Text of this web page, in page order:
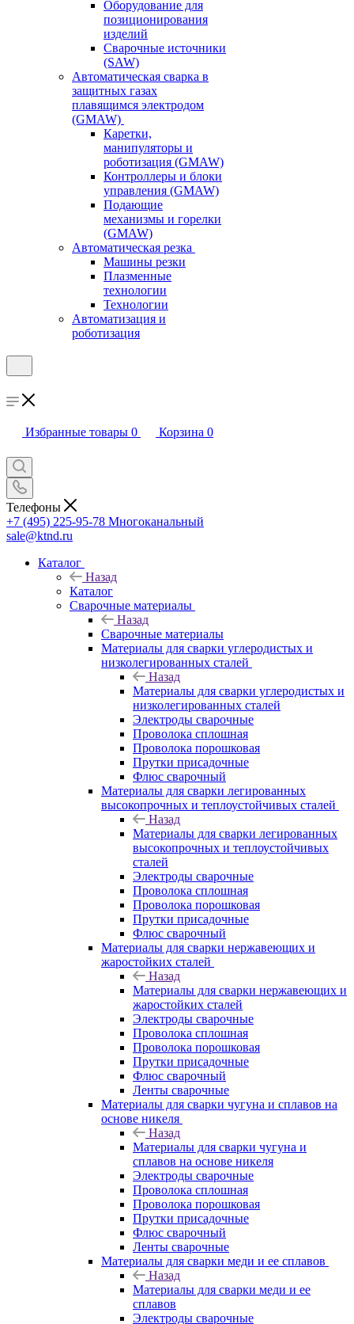
Оборудование для
позиционирования
изделий
Сварочные источники
(SAW)
Автоматическая сварка в
защитных газах
плавящимся электродом
(GMAW)
Каретки,
манипуляторы и
роботизация (GMAW)
Контроллеры и блоки
управления (GMAW)
Подающие
механизмы и горелки
(GMAW)
Автоматическая резка
Машины резки
Плазменные
технологии
Технологии
Автоматизация и
роботизация
Избранные товары 0 Корзина 0
Телефоны
+7 (495) 225-95-78 Многоканальный
sale@ktnd.ru
Каталог
Назад
Каталог
Сварочные материалы
Назад
Сварочные материалы
Материалы для сварки углеродистых и
низколегированных сталей
Назад
Материалы для сварки углеродистых и
низколегированных сталей
Электроды сварочные
Проволока сплошная
Проволока порошковая
Прутки присадочные
Флюс сварочный
Материалы для сварки легированных
высокопрочных и теплоустойчивых сталей
Назад
Материалы для сварки легированных
высокопрочных и теплоустойчивых
сталей
Электроды сварочные
Проволока сплошная
Проволока порошковая
Прутки присадочные
Флюс сварочный
Материалы для сварки нержавеющих и
жаростойких сталей
Назад
Материалы для сварки нержавеющих и
жаростойких сталей
Электроды сварочные
Проволока сплошная
Проволока порошковая
Прутки присадочные
Флюс сварочный
Ленты сварочные
Материалы для сварки чугуна и сплавов на
основе никеля
Назад
Материалы для сварки чугуна и
сплавов на основе никеля
Электроды сварочные
Проволока сплошная
Проволока порошковая
Прутки присадочные
Флюс сварочный
Ленты сварочные
Материалы для сварки меди и ее сплавов
Назад
Материалы для сварки меди и ее
сплавов
Электроды сварочные